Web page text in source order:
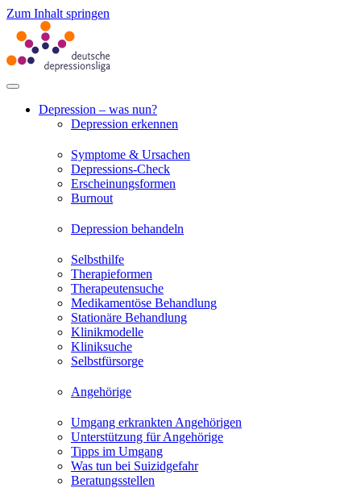
Zum Inhalt springen
Depression – was nun?
Depression erkennen
Symptome & Ursachen
Depressions-Check
Erscheinungsformen
Burnout
Depression behandeln
Selbsthilfe
Therapieformen
Therapeutensuche
Medikamentöse Behandlung
Stationäre Behandlung
Klinikmodelle
Kliniksuche
Selbstfürsorge
Angehörige
Umgang erkrankten Angehörigen
Unterstützung für Angehörige
Tipps im Umgang
Was tun bei Suizidgefahr
Beratungsstellen